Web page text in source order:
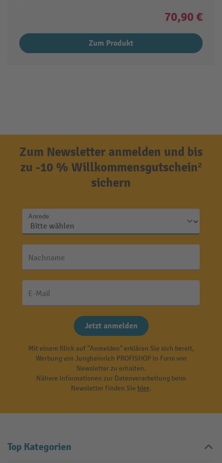
70,90 €
Zum Produkt
Zum Newsletter anmelden und bis
zu -10 % Willkommensgutschein²
sichern
Anrede
Nachname
E-Mail
Jetzt anmelden
Mit einem Klick auf "Anmelden" erklären Sie sich bereit,
Werbung von Jungheinrich PROFISHOP in Form von
Newsletter zu erhalten.
Nähere Informationen zur Datenverarbeitung beim
Newsletter finden Sie hier.
Top Kategorien